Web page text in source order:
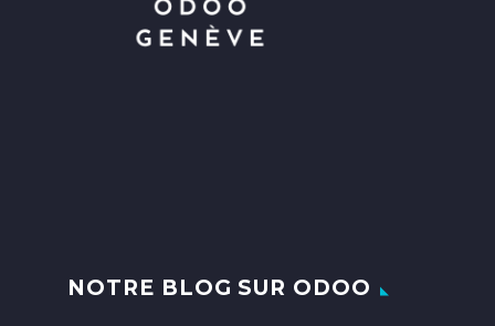
NOTRE BLOG SUR ODOO